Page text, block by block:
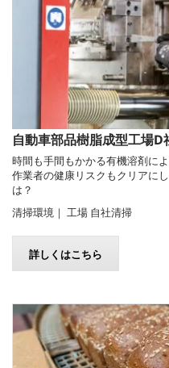
自動車部品樹脂成型工場D
時間も手間もかかる有機溶剤に
作業者の健康リスクもクリアに
は？
清掃環境｜ 工場 自社清掃
詳しくはこちら